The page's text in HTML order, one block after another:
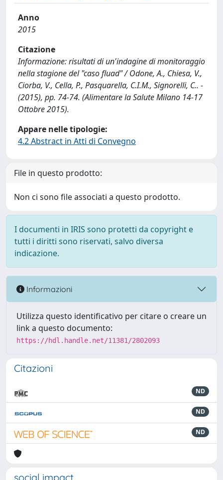
Anno
2015
Citazione
Informazione: risultati di un'indagine di monitoraggio
nella stagione del "caso fluad" / Odone, A., Chiesa, V.,
Ciorba, V., Cella, P., Pasquarella, C.I.M., Signorelli, C.. -
(2015), pp. 74-74. (Alimentare la Salute Milano 14-17
Ottobre 2015).
Appare nelle tipologie:
4.2 Abstract in Atti di Convegno
File in questo prodotto:
Non ci sono file associati a questo prodotto.
I documenti in IRIS sono protetti da copyright e
tutti i diritti sono riservati, salvo diversa
indicazione.
Informazioni
Utilizza questo identificativo per citare o creare un
link a questo documento:
https://hdl.handle.net/11381/2802093
Citazioni
ND
ND
ND
social impact